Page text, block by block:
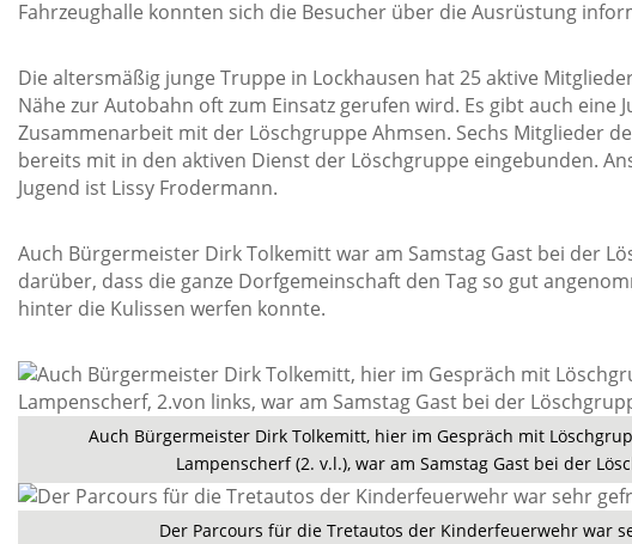
Fahrzeughalle konnten sich die Besucher über die Ausrüstung
Die altersmäßig junge Truppe in Lockhausen hat 25 aktive
Nähe zur Autobahn oft zum Einsatz gerufen wird. Es gibt auch eine
Zusammenarbeit mit der Löschgruppe Ahmsen. Sechs Mitglieder
bereits mit in den aktiven Dienst der Löschgruppe eingebunden.
Jugend ist Lissy Frodermann.
Auch Bürgermeister Dirk Tolkemitt war am Samstag Gast bei der
darüber, dass die ganze Dorfgemeinschaft den Tag so gut
hinter die Kulissen werfen konnte.
Auch Bürgermeister Dirk Tolkemitt, hier im Gespräch mit
Lampenscherf (2. v.l.), war am Samstag Gast bei der
Der Parcours für die Tretautos der Kinderfeuerwehr war